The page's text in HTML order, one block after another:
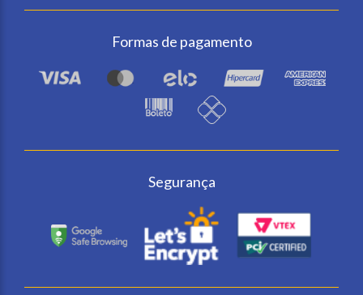
Formas de pagamento
Segurança